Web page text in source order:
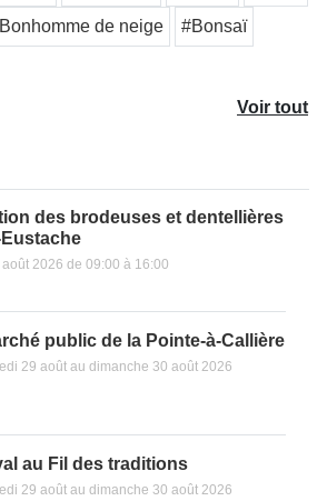
de neige #Bonsaï
Voir tout
des brodeuses et dentellières
août 2026 de 09:00 à 16:00
public de la Pointe-à-Callière
29 août au dimanche 30 août 2026
au Fil des traditions
29 août au dimanche 30 août 2026